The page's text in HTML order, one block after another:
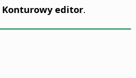
Konturowy editor.